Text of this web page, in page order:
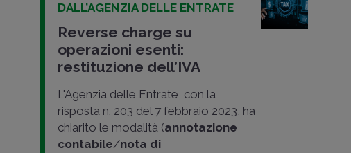
DALL’AGENZIA DELLE ENTRATE
Reverse charge su
operazioni esenti:
restituzione dell’IVA
L'Agenzia delle Entrate, con la
risposta n. 203 del 7 febbraio 2023, ha
chiarito le modalità (annotazione
contabile/nota di